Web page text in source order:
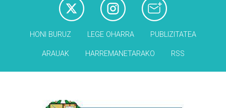
HONI BURUZ LEGE OHARRA PUBLIZITATEA
ARAUAK HARREMANETARAKO RSS